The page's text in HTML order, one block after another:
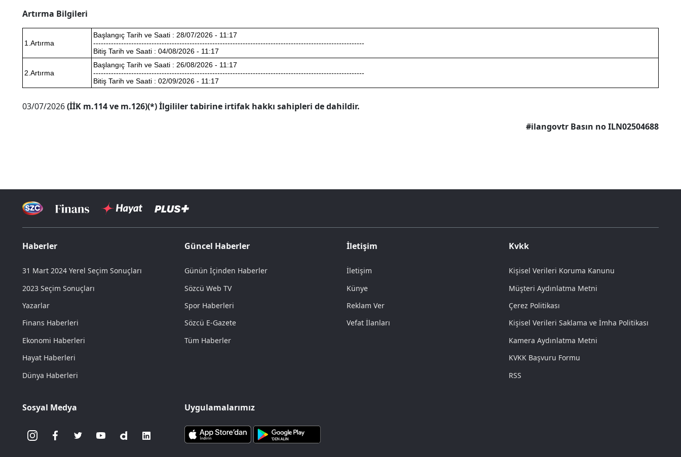
Artırma Bilgileri
1.Artırma
Başlangıç Tarih ve Saati : 28/07/2026 - 11:17
-----------------------------------------------------------------------------------------------------------
Bitiş Tarih ve Saati : 04/08/2026 - 11:17
2.Artırma
Başlangıç Tarih ve Saati : 26/08/2026 - 11:17
-----------------------------------------------------------------------------------------------------------
Bitiş Tarih ve Saati : 02/09/2026 - 11:17
03/07/2026(İİK m.114 ve m.126)(*) İlgililer tabirine irtifak hakkı sahipleri de dahildir.
#ilangovtr Basın no ILN02504688
Haberler
31 Mart 2024 Yerel Seçim Sonuçları
2023 Seçim Sonuçları
Yazarlar
Finans Haberleri
Ekonomi Haberleri
Hayat Haberleri
Dünya Haberleri
Güncel Haberler
Günün İçinden Haberler
Sözcü Web TV
Spor Haberleri
Sözcü E-Gazete
Tüm Haberler
İletişim
İletişim
Künye
Reklam Ver
Vefat İlanları
Kvkk
Kişisel Verileri Koruma Kanunu
Müşteri Aydınlatma Metni
Çerez Politikası
Kişisel Verileri Saklama ve İmha Politikası
Kamera Aydınlatma Metni
KVKK Başvuru Formu
RSS
Sosyal Medya Uygulamalarımız